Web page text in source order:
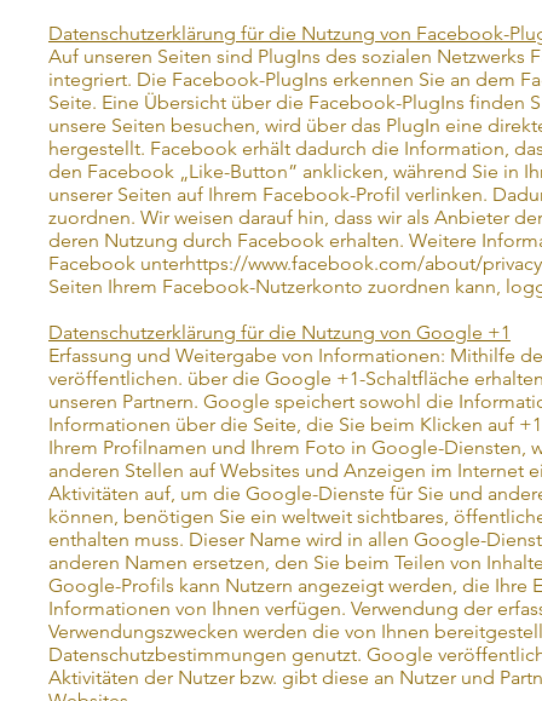
Datenschutzerklärung für die Nutzung von Facebook-
Auf unseren Seiten sind PlugIns des sozialen Netzwerks
integriert. Die Facebook-PlugIns erkennen Sie an dem
Seite. Eine Übersicht über die Facebook-PlugIns finden
unsere Seiten besuchen, wird über das PlugIn eine
hergestellt. Facebook erhält dadurch die Information,
den Facebook „Like-Button” anklicken, während Sie in
unserer Seiten auf Ihrem Facebook-Profil verlinken.
zuordnen. Wir weisen darauf hin, dass wir als Anbieter
deren Nutzung durch Facebook erhalten. Weitere
Facebook unterhttps://www.facebook.com/about/
Seiten Ihrem Facebook-Nutzerkonto zuordnen kann,
Datenschutzerklärung für die Nutzung von Google +1
Erfassung und Weitergabe von Informationen: Mithilfe
veröffentlichen. über die Google +1-Schaltfläche
unseren Partnern. Google speichert sowohl die
Informationen über die Seite, die Sie beim Klicken auf
Ihrem Profilnamen und Ihrem Foto in Google-Diensten,
anderen Stellen auf Websites und Anzeigen im
Aktivitäten auf, um die Google-Dienste für Sie und
können, benötigen Sie ein weltweit sichtbares,
enthalten muss. Dieser Name wird in allen Google-
anderen Namen ersetzen, den Sie beim Teilen von
Google-Profils kann Nutzern angezeigt werden, die
Informationen von Ihnen verfügen. Verwendung der
Verwendungszwecken werden die von Ihnen
Datenschutzbestimmungen genutzt. Google
Aktivitäten der Nutzer bzw. gibt diese an Nutzer und